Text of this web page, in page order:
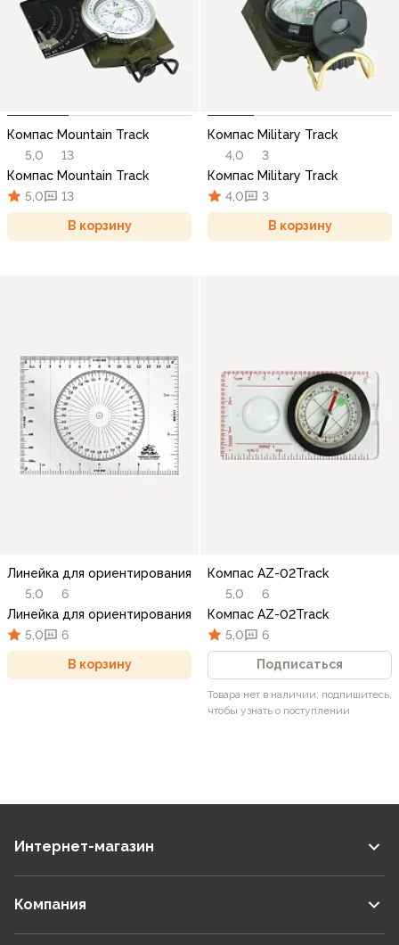
Компас Mountain Track
5,0
13
Компас Mountain Track
5,0
13
В корзину
Компас Military Track
4,0
3
Компас Military Track
4,0
3
В корзину
Линейка для ориентирования
5,0
6
Линейка для ориентирования
5,0
6
В корзину
Компас AZ-02Track
5,0
6
Компас AZ-02Track
5,0
6
Подписаться
Товара нет в наличии, подпишитесь,
чтобы узнать о поступлении
Интернет-магазин
Компания